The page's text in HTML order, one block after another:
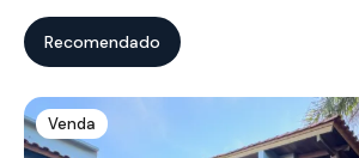
Recomendado
Venda